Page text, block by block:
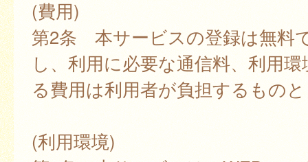
(費用)
第2条 本サービスの登録は無料
し、利用に必要な通信料、利用
る費用は利用者が負担するもの
(利用環境)